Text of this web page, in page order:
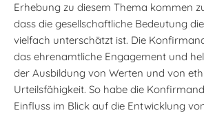
Erhebung zu diesem Thema kommen
dass die gesellschaftliche Bedeutung
vielfach unterschätzt ist. Die
das ehrenamtliche Engagement und
der Ausbildung von Werten und von
Urteilsfähigkeit. So habe die
Einfluss im Blick auf die Entwicklung